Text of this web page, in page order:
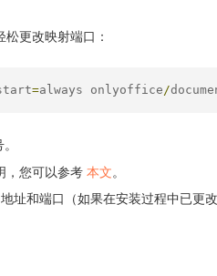
更改映射端口：
=always onlyoffice/
，您可以参考 本文。
址和端口（如果在安装过程中已更